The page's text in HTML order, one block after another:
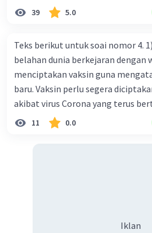
kelas satu. Sedangkan aku? Aku
ke kota kecil ini. Makna kata
baik
39 5.0
Teks berikut untuk soai nomor 4.
belahan dunia berkejaran dengan
menciptakan vaksin guna
baru. Vaksin perlu segera
akibat virus Corona yang terus
virus yang kian meluas. 2) Pada
Kesehatan Nasional Cina
ilmuwan bekerja dalam kecepatan
11 0.0
Iklan